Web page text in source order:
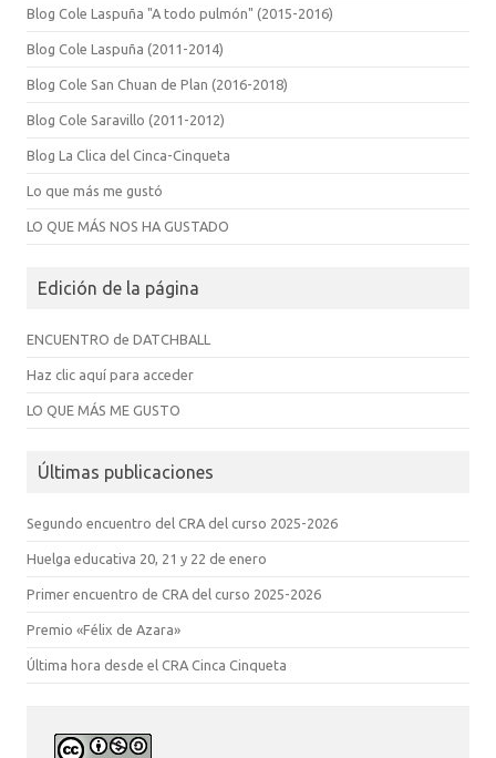
Blog Cole Laspuña "A todo pulmón" (2015-2016)
Blog Cole Laspuña (2011-2014)
Blog Cole San Chuan de Plan (2016-2018)
Blog Cole Saravillo (2011-2012)
Blog La Clica del Cinca-Cinqueta
Lo que más me gustó
LO QUE MÁS NOS HA GUSTADO
Edición de la página
ENCUENTRO de DATCHBALL
Haz clic aquí para acceder
LO QUE MÁS ME GUSTO
Últimas publicaciones
Segundo encuentro del CRA del curso 2025-2026
Huelga educativa 20, 21 y 22 de enero
Primer encuentro de CRA del curso 2025-2026
Premio «Félix de Azara»
Última hora desde el CRA Cinca Cinqueta